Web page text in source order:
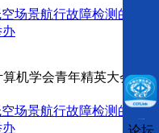
场景航行故障检测的
办
算机学会青年精英大会
场景航行故障检测的
办
论坛